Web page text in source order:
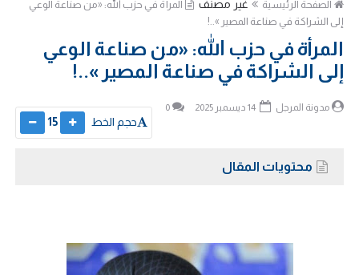
الصفحة الرئيسية غير مصنف
المرأة في حزب الله: «من صناعة الوعي
إلى الشراكة في صناعة المصير »..!
المرأة في حزب الله: «من صناعة الوعي
إلى الشراكة في صناعة المصير »..!
مدونة المرجل 0
حجم الخط 15
محتويات المقال